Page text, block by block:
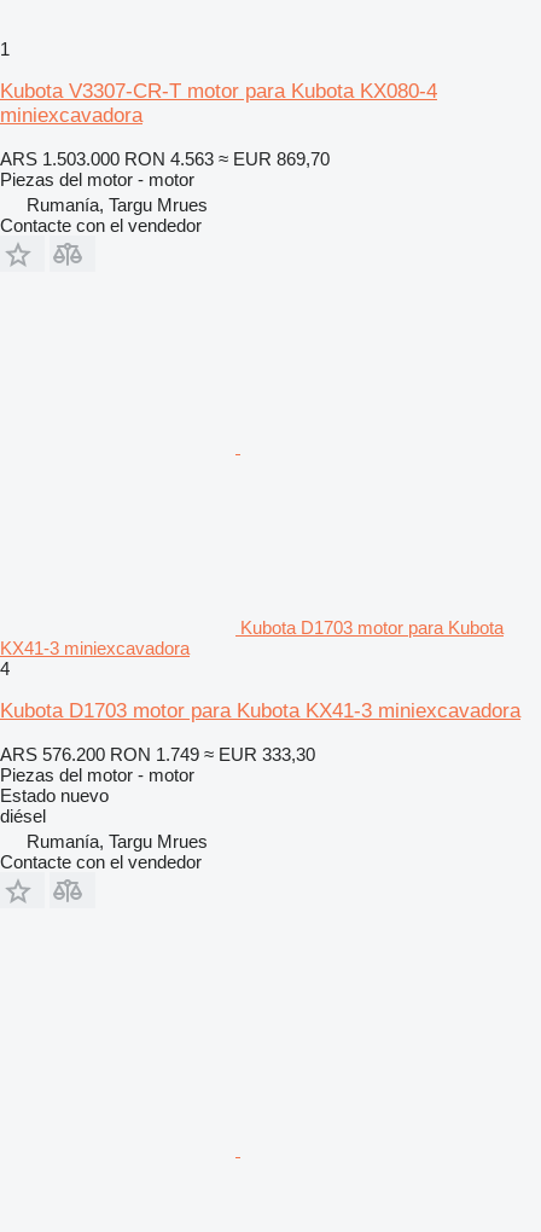
1
Kubota V3307-CR-T motor para Kubota KX080-4
miniexcavadora
ARS 1.503.000 RON 4.563 ≈ EUR 869,70
Piezas del motor - motor
Rumanía, Targu Mrues
Contacte con el vendedor
Kubota D1703 motor para Kubota
KX41-3 miniexcavadora
4
Kubota D1703 motor para Kubota KX41-3 miniexcavadora
ARS 576.200 RON 1.749 ≈ EUR 333,30
Piezas del motor - motor
Estado nuevo
diésel
Rumanía, Targu Mrues
Contacte con el vendedor